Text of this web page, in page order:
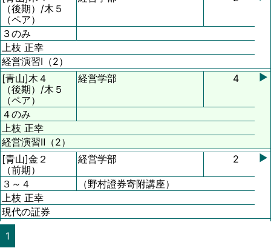
（後期）/木５
（ペア）
経営演習Ⅰ（2）
上枝 正幸
３のみ
[青山]木４
（後期）/木５
（ペア）
経営演習Ⅱ（2）
上枝 正幸
4
経営学部
４のみ
▶
[青山]金２
（前期）
現代の証券
上枝 正幸
2
経営学部
３～４ （野村證券寄附講座）
▶
1